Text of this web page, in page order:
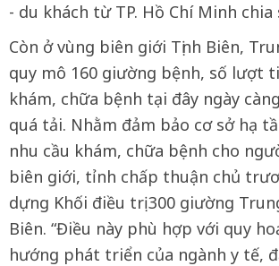
- du khách từ TP. Hồ Chí Minh chia
Còn ở vùng biên giới Tịnh Biên,
quy mô 160 giường bệnh, số lượt
khám, chữa bệnh tại đây ngày
quá tải. Nhằm đảm bảo cơ sở hạ
nhu cầu khám, chữa bệnh cho
biên giới, tỉnh chấp thuận chủ
dựng Khối điều trị 300 giường
Biên. “Điều này phù hợp với quy
hướng phát triển của ngành y tế,